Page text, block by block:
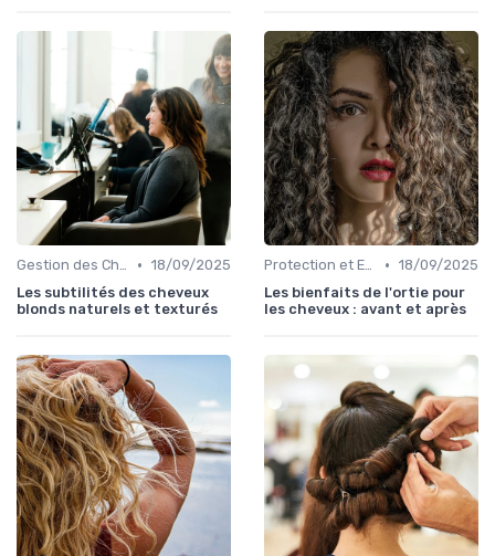
Gestion des Cheveux Texturés au Quotidien • 18/09/2025
Les subtilités des cheveux
blonds naturels et texturés
Protection et Entretien des Boucles • 18/09/2025
Les bienfaits de l'ortie pour
les cheveux : avant et après